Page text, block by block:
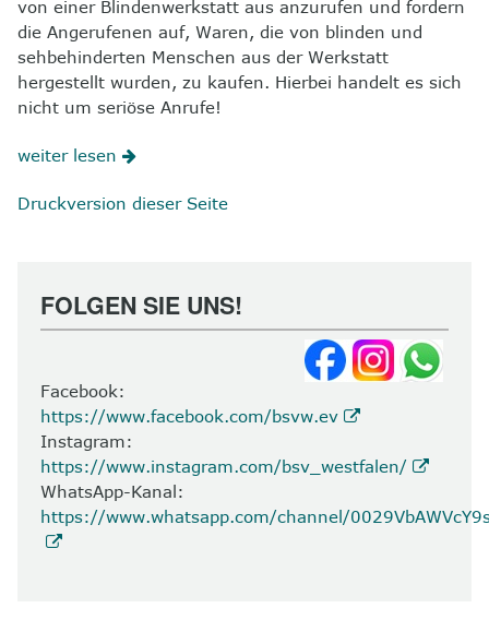
von einer Blindenwerkstatt aus anzurufen und fordern
die Angerufenen auf, Waren, die von blinden und
sehbehinderten Menschen aus der Werkstatt
hergestellt wurden, zu kaufen. Hierbei handelt es sich
nicht um seriöse Anrufe!
weiter lesen
Druckversion dieser Seite
FOLGEN SIE UNS!
Facebook:
https://www.facebook.com/bsvw.ev
Instagram:
https://www.instagram.com/bsv_westfalen/
WhatsApp-Kanal:
https://www.whatsapp.com/channel/